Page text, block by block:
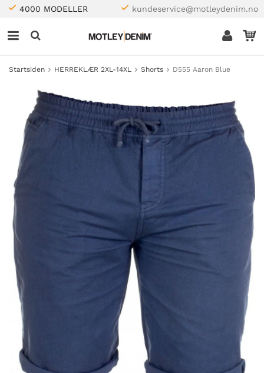
4000 MODELLER kundeservice@motleydenim.no
Startsiden HERREKLÆR 2XL-14XL Shorts D555 Aaron Blue